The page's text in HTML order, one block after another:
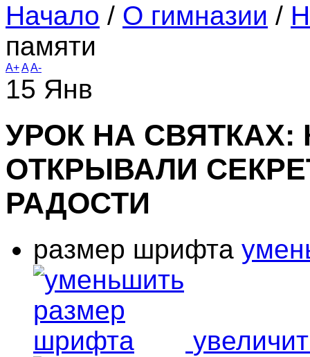
Начало / О гимназии /
памяти
A+AA-
15 Янв
УРОК НА
ОТКРЫВАЛИ
РАДОСТИ
размер шрифта